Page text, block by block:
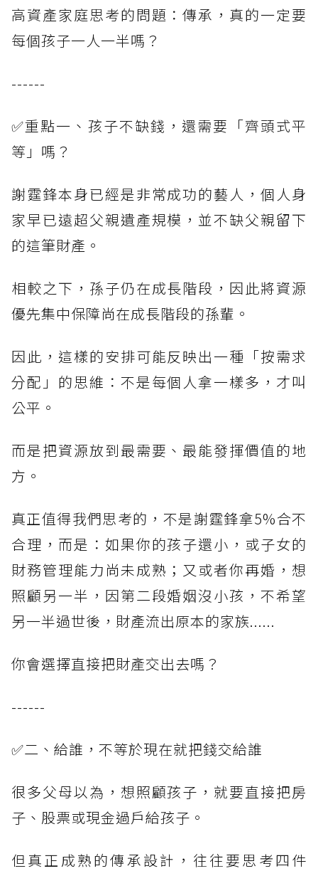
高資產家庭思考的問題：傳承，真的一定要
每個孩子一人一半嗎？
------
✅重點一、孩子不缺錢，還需要「齊頭式平
等」嗎？
謝霆鋒本身已經是非常成功的藝人，個人身
家早已遠超父親遺產規模，並不缺父親留下
的這筆財產。
相較之下，孫子仍在成長階段，因此將資源
優先集中保障尚在成長階段的孫輩。
因此，這樣的安排可能反映出一種「按需求
分配」的思維：不是每個人拿一樣多，才叫
公平。
而是把資源放到最需要、最能發揮價值的地
方。
真正值得我們思考的，不是謝霆鋒拿5%合不
合理，而是：如果你的孩子還小，或子女的
財務管理能力尚未成熟；又或者你再婚，想
照顧另一半，因第二段婚姻沒小孩，不希望
另一半過世後，財產流出原本的家族......
你會選擇直接把財產交出去嗎？
------
✅二、給誰，不等於現在就把錢交給誰
很多父母以為，想照顧孩子，就要直接把房
子、股票或現金過戶給孩子。
但真正成熟的傳承設計，往往要思考四件